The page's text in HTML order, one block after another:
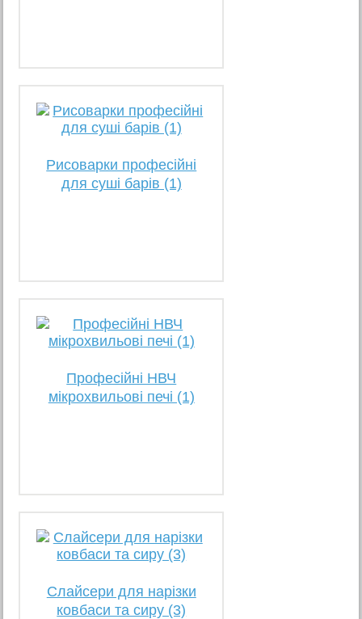
Рисоварки професійні
для суші барів (1)
Професійні НВЧ
мікрохвильові печі (1)
Слайсери для нарізки
ковбаси та сиру (3)